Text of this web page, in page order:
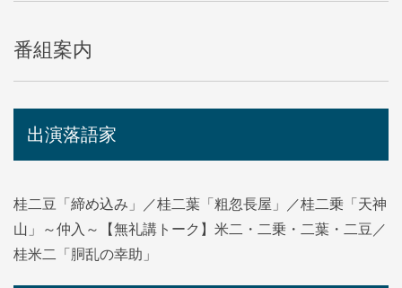
番組案内
出演落語家
桂二豆「締め込み」／桂二葉「粗忽長屋」／桂二乗「天神
山」～仲入～【無礼講トーク】米二・二乗・二葉・二豆／
桂米二「胴乱の幸助」